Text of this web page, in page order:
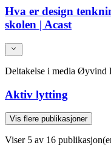
Hva er design
skolen | Acast
Deltakelse i media Øyvind
Aktiv lytting
Vis flere publikasjoner
Viser 5 av 16